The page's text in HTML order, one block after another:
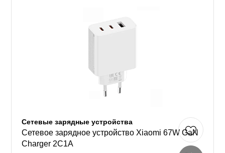
Сетевые зарядные устройства
Сетевое зарядное устройство Xiaomi 67W GaN
Charger 2C1A